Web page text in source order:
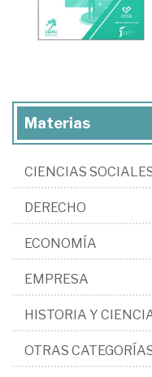
Materias
CIENCIAS
DERECHO
ECONOMÍA
EMPRESA
HISTORIA Y
OTRAS